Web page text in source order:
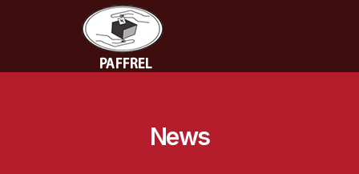
News